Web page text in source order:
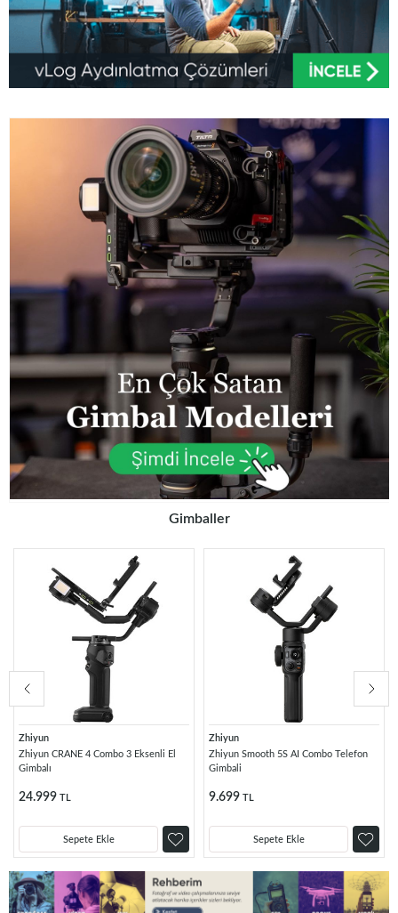
Gimballer
Zhiyun
Zhiyun CRANE 4 Combo 3 Eksenli El
Gimbalı
24.999 TL
Sepete Ekle
Zhiyun
Zhiyun Smooth 5S AI Combo Telefon
Gimbali
9.699 TL
Sepete Ekle